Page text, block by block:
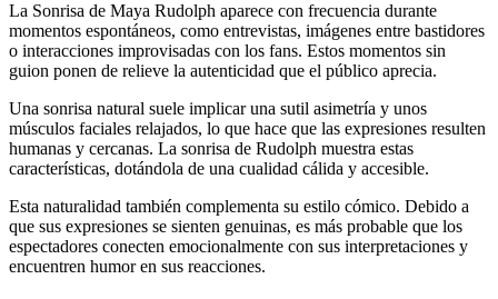
La Sonrisa de Maya Rudolph aparece con frecuencia durante
momentos espontáneos, como entrevistas, imágenes entre bastidores
o interacciones improvisadas con los fans. Estos momentos sin
guion ponen de relieve la autenticidad que el público aprecia.
Una sonrisa natural suele implicar una sutil asimetría y unos
músculos faciales relajados, lo que hace que las expresiones resulten
humanas y cercanas. La sonrisa de Rudolph muestra estas
características, dotándola de una cualidad cálida y accesible.
Esta naturalidad también complementa su estilo cómico. Debido a
que sus expresiones se sienten genuinas, es más probable que los
espectadores conecten emocionalmente con sus interpretaciones y
encuentren humor en sus reacciones.